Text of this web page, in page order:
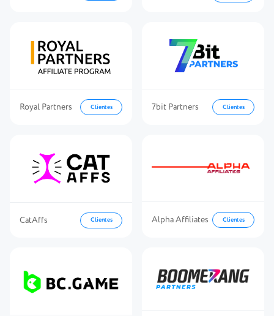
Royal Partners Clientes 7bit Partners Clientes
CatAffs Clientes Alpha Affiliates Clientes